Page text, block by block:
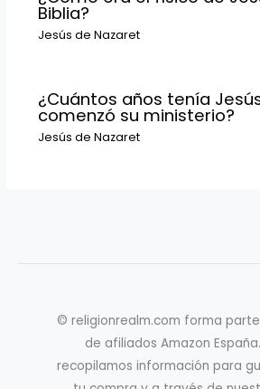
Biblia?
Jesús de Nazaret
¿Cuántos años tenía
comenzó su ministerio?
Jesús de Nazaret
© religionrealm.com forma
de afiliados Amazon
recopilamos información para